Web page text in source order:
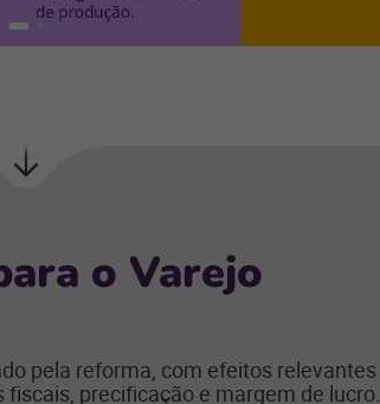
o Varejo
pela reforma, com efeitos relevantes
precificação e margem de lucro.